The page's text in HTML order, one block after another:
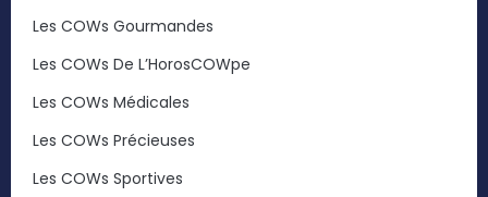
Les COWs Gourmandes
Les COWs De L’HorosCOWpe
Les COWs Médicales
Les COWs Précieuses
Les COWs Sportives